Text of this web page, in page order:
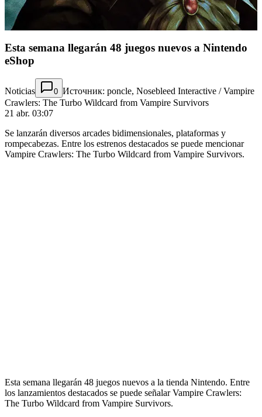
Esta semana llegarán 48 juegos nuevos a Nintendo
eShop
Noticias 0 Источник: poncle, Nosebleed Interactive / Vampire
Crawlers: The Turbo Wildcard from Vampire Survivors
21 abr. 03:07
Se lanzarán diversos arcades bidimensionales, plataformas y
rompecabezas. Entre los estrenos destacados se puede mencionar
Vampire Crawlers: The Turbo Wildcard from Vampire Survivors.
Esta semana llegarán 48 juegos nuevos a la tienda Nintendo. Entre
los lanzamientos destacados se puede señalar Vampire Crawlers:
The Turbo Wildcard from Vampire Survivors.